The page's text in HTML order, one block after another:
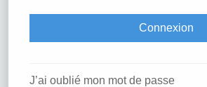
J’ai oublié mon mot de passe